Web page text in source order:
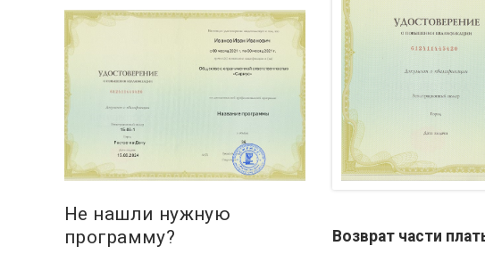
Возврат части
Не нашли нужную
программу?